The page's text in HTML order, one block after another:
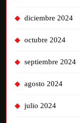
diciembre 2024
octubre 2024
septiembre 2024
agosto 2024
julio 2024